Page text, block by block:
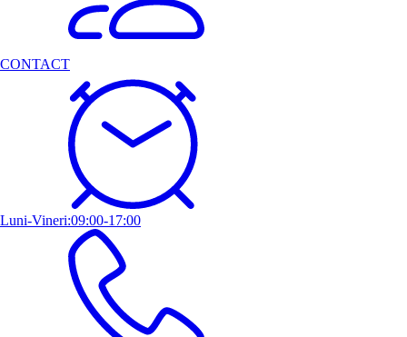
CONTACT
Luni-Vineri:09:00-17:00